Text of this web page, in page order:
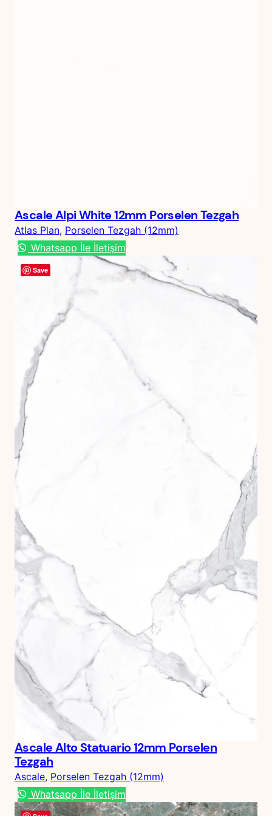
Ascale Alpi White 12mm Porselen Tezgah
Atlas Plan, Porselen Tezgah (12mm)
Whatsapp İle İletişim
Save
Ascale Alto Statuario 12mm Porselen
Tezgah
Ascale, Porselen Tezgah (12mm)
Whatsapp İle İletişim